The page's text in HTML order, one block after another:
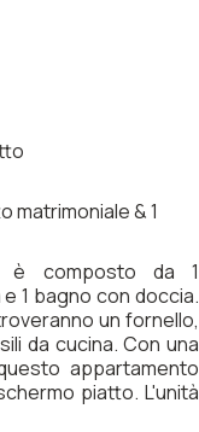
matrimoniale & 1
è composto da 1
1 bagno con doccia.
un fornello,
da cucina. Con una
appartamento
piatto. L'unità